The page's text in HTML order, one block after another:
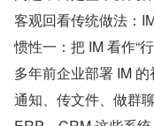
客观回看传统做法：
惯性一：把 IM 看作“
多年前企业部署 IM
通知、传文件、做群